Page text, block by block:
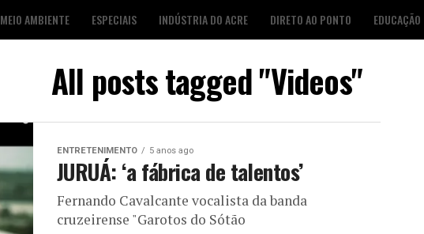
MEIO AMBIENTE ESPECIAIS INDÚSTRIA DO ACRE DIRETO AO PONTO EDUCAÇÃO
All posts tagged "Videos"
ENTRETENIMENTO 5 anos ago
JURUÁ: ‘a fábrica de talentos’
Fernando Cavalcante vocalista da banda
cruzeirense "Garotos do Sótão